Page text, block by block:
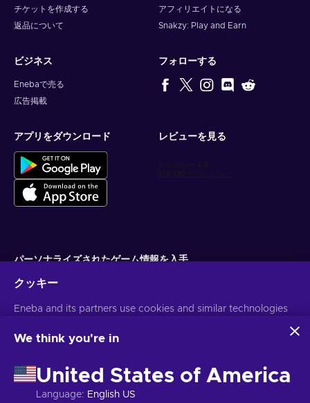
チケットを作成する
返品について
アフィリエイトになる
Snakzy: Play and Earn
ビジネス
Enebaで売る
広告掲載
フォローする
アプリをダウンロード レビューを見る
パーソナライズされたゲーム情報を入手
配信停止はいつでも可能です。詳しくは個人情報保護方針をご覧くださ
クッキー
Eneba and its partners use cookies and similar technologies
website. We use this information to enhance content,
may also be used for ads personalization.
By clicking 'Accept all', you consent to the use of these
technologies by Eneba and its partners. You can adjust your
We think you're in
United States of America
Language: English US